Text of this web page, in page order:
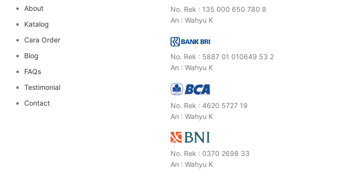
About
Katalog
Cara Order
Blog
FAQs
Testimonial
Contact
No. Rek : 135 000 650 780 8
An : Wahyu K
No. Rek : 5887 01 010649 53 2
An : Wahyu K
No. Rek : 4620 5727 19
An : Wahyu K
No. Rek : 0370 2698 33
An : Wahyu K